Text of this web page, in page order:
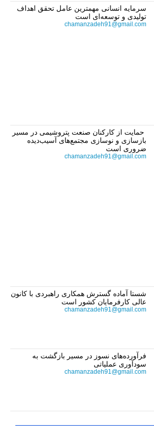
سرمایه انسانی مهمترین عامل تحقق اهداف
تولیدی و توسعه‌ای است
chamanzadeh91@gmail.com
حمایت از کارکنان صنعت پتروشیمی در مسیر
بازسازی و نوسازی مجتمع‌های آسیب‌دیده
ضروری است
chamanzadeh91@gmail.com
شستا آماده گسترش همکاری راهبردی با کانون
عالی کارفرمایان کشور است
chamanzadeh91@gmail.com
فرآورده‌های نسوز در مسیر بازگشت به
سودآوری عملیاتی
chamanzadeh91@gmail.com